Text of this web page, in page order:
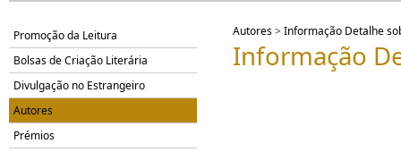
Promoção da Leitura
Bolsas de Criação Literária
Divulgação no Estrangeiro
Autores
Prémios
Autores>Informação Detalhe
Informação